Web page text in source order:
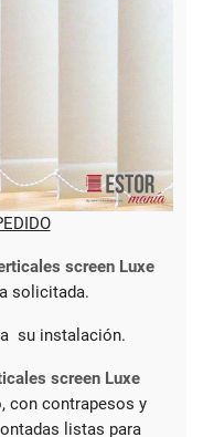
screen Luxe
solicitada.
su instalación.
screen Luxe
con contrapesos y
listas para